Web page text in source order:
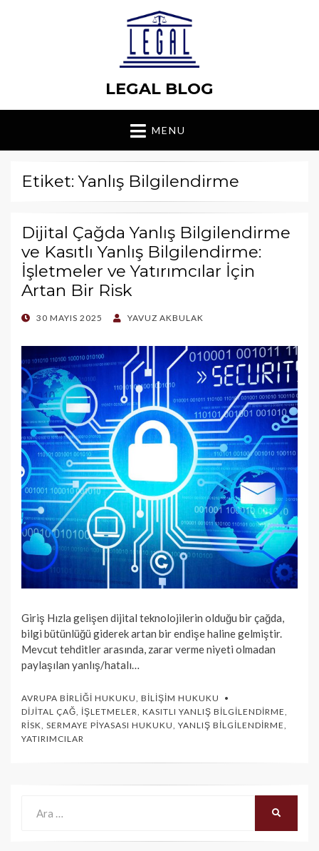
LEGAL BLOG
MENU
Etiket: Yanlış Bilgilendirme
Dijital Çağda Yanlış Bilgilendirme
ve Kasıtlı Yanlış Bilgilendirme:
İşletmeler ve Yatırımcılar İçin
Artan Bir Risk
POSTED
30 MAYIS 2025 YAVUZ AKBULAK
Giriş Hızla gelişen dijital teknolojilerin olduğu bir çağda,
bilgi bütünlüğü giderek artan bir endişe haline gelmiştir.
Mevcut tehditler arasında, zarar verme niyeti olmadan
paylaşılan yanlış/hatalı…
AVRUPA BIRLIĞI HUKUKU BILIŞIM HUKUKU
DIJITAL ÇAĞ İŞLETMELER KASITLI YANLIŞ BILGILENDIRME
RISK SERMAYE PIYASASI HUKUKU YANLIŞ BILGILENDIRME
YATIRIMCILAR